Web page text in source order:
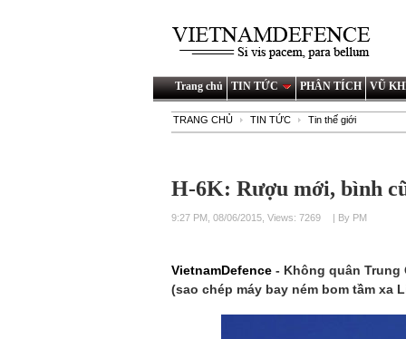
Trang chủ TIN TỨC PHÂN TÍCH VŨ
TRANG CHỦ TIN TỨC Tin thế giới
H-6K: Rượu mới, bình
9:27 PM, 08/06/2015, Views: 7269 | By PM
VietnamDefence - Không quân Trung
(sao chép máy bay ném bom tầm xa